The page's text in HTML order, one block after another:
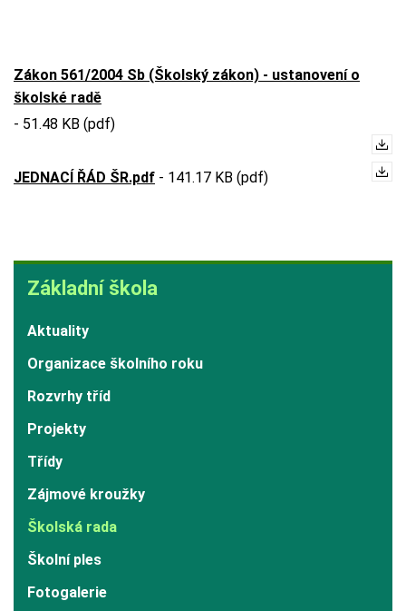
Základní
škola
Základní škola
Aktuality
Organizace školního roku
Rozvrhy tříd
Projekty
Třídy
Zájmové kroužky
Školská rada
Školní ples
Fotogalerie
Zákon 561/2004 Sb (Školský zákon) - ustanovení o
školské radě
- 51.48 KB (pdf)
JEDNACÍ ŘÁD ŠR.pdf - 141.17 KB (pdf)